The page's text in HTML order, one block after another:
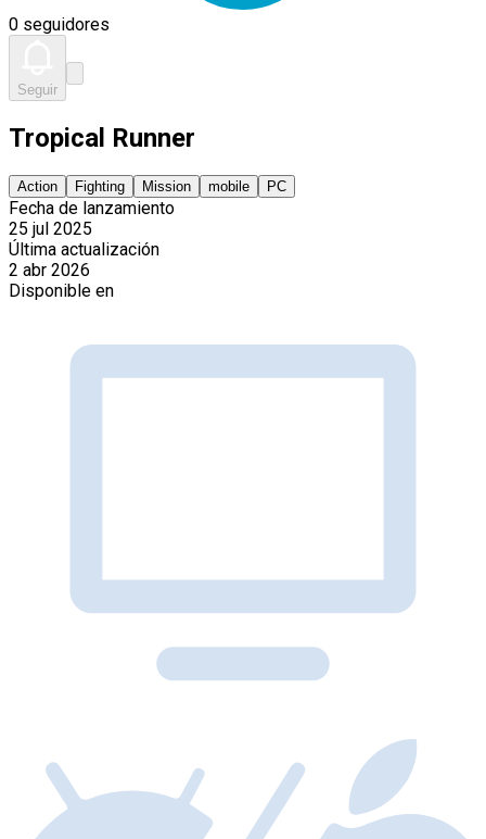
0 seguidores
Seguir
Tropical Runner
Action Fighting Mission mobile PC
Fecha de lanzamiento
25 jul 2025
Última actualización
2 abr 2026
Disponible en